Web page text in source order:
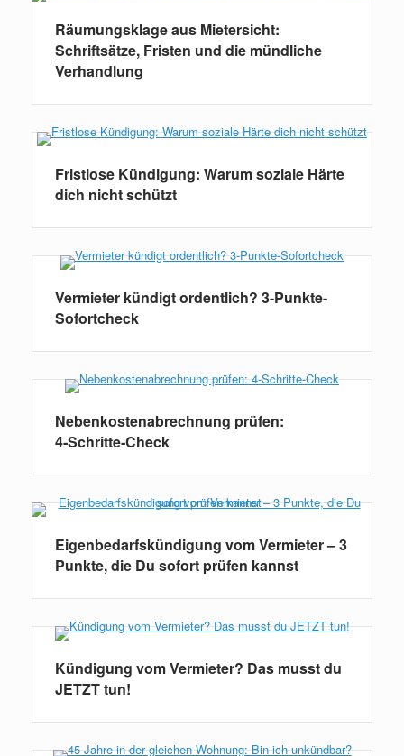
Räumungsklage aus Mietersicht:
Schriftsätze, Fristen und die mündliche
Verhandlung
Fristlose Kündigung: Warum soziale Härte
dich nicht schützt
Vermieter kündigt ordentlich? 3-Punkte-
Sofortcheck
Nebenkostenabrechnung prüfen:
4‑Schritte‑Check
Eigenbedarfskündigung vom Vermieter – 3
Punkte, die Du sofort prüfen kannst
Kündigung vom Vermieter? Das musst du
JETZT tun!